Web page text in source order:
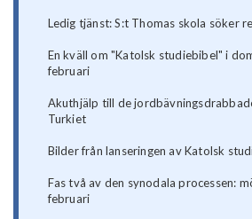
Ledig tjänst: S:t Thomas skola söker
En kväll om "Katolsk studiebibel" i
februari
Akuthjälp till de
Turkiet
Bilder från lanseringen av Katolsk
Fas två av den synodala processen:
februari